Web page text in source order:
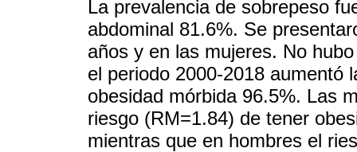
La prevalencia de sobrepeso
abdominal 81.6%. Se
años y en las mujeres. No
el periodo 2000-2018 aumentó
obesidad mórbida 96.5%. Las
riesgo (RM=1.84) de tener
mientras que en hombres el